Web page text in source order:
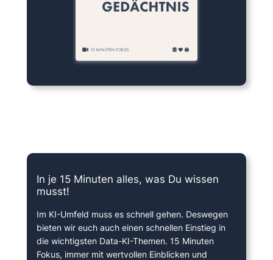
In je 15 Minuten alles, was Du wissen
musst!
Im KI-Umfeld muss es schnell gehen. Deswegen
bieten wir euch auch einen schnellen Einstieg in
die wichtigsten Data-KI-Themen. 15 Minuten
Fokus, immer mit wertvollen Einblicken und